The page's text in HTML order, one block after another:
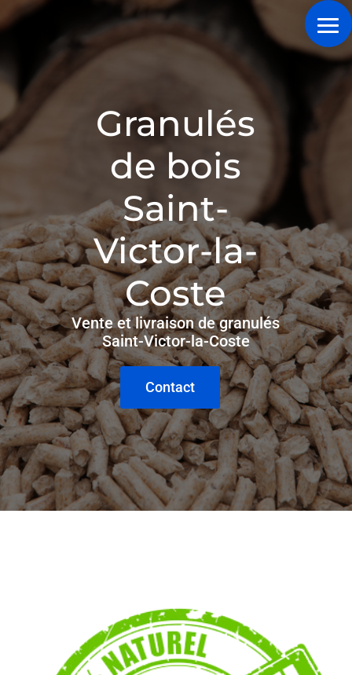
Granulés
de bois
Saint-
Victor-la-
Coste
Vente et livraison de granulés
Saint-Victor-la-Coste
Contact